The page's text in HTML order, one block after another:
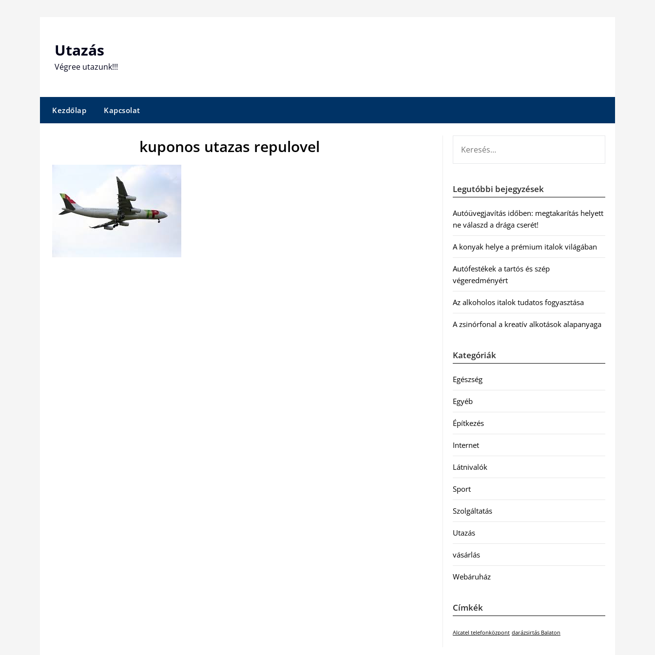
Utazás
Végree utazunk!!!
Kezdőlap Kapcsolat
kuponos utazas repulovel
Legutóbbi bejegyzések
Autóüvegjavítás időben: megtakarítás helyett
ne válaszd a drága cserét!
A konyak helye a prémium italok világában
Autófestékek a tartós és szép
végeredményért
Az alkoholos italok tudatos fogyasztása
A zsinórfonal a kreatív alkotások alapanyaga
Kategóriák
Egészség
Egyéb
Építkezés
Internet
Látnivalók
Sport
Szolgáltatás
Utazás
vásárlás
Webáruház
Címkék
Alcatel telefonközpont darázsirtás Balaton